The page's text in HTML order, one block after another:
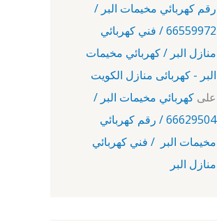
رقم كهربائي مخيمات البر /
66559972 / فني كهربائي
منازل البر / كهربائي مخيمات
البر - كهربائى منازل الكويت
على كهربائي مخيمات البر /
66629504 / رقم كهربائي
مخيمات البر / فني كهربائي
منازل البر